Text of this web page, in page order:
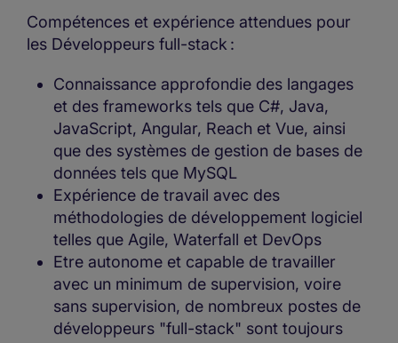
Compétences et expérience attendues pour
les Développeurs full-stack :
Connaissance approfondie des langages
et des frameworks tels que C#, Java,
JavaScript, Angular, Reach et Vue, ainsi
que des systèmes de gestion de bases de
données tels que MySQL
Expérience de travail avec des
méthodologies de développement logiciel
telles que Agile, Waterfall et DevOps
Etre autonome et capable de travailler
avec un minimum de supervision, voire
sans supervision, de nombreux postes de
développeurs "full-stack" sont toujours